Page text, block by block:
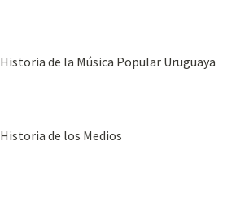
Historia de la Música Popular Uruguaya
Historia de los Medios